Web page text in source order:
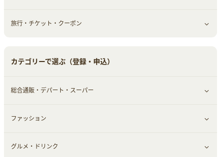
赤ちゃん・こども・マタニティ
オフィス・文具
すべて見る
旅行・チケット・クーポン
カテゴリーで選ぶ（登録・申込）
総合通販・デパート・スーパー
すべて見る
総合通販
ファッション
すべて見る
グルメ・ドリンク